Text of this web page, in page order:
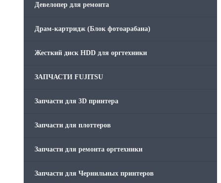
Девелопер для ремонта
Драм-картридж (Блок фотоарабана)
Жесткий диск HDD для оргтехники
ЗАПЧАСТИ FUJITSU
Запчасти для 3D принтера
Запчасти для плоттеров
Запчасти для ремонта оргтехники
Запчасти для Чернильных принтеров